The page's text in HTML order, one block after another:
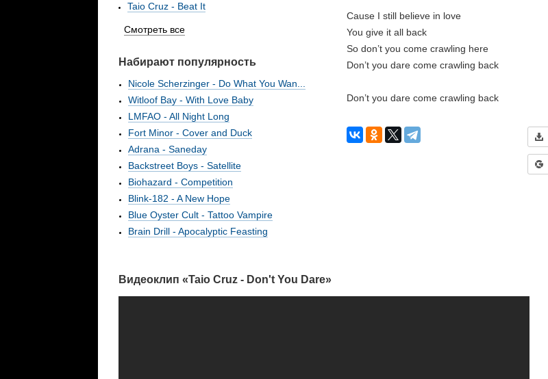
Cause I still believe in love
You give it all back
So don’t you come crawling here
Don’t you dare come crawling back
Don’t you dare come crawling back
Taio Cruz - Beat It
Смотреть все
Набирают популярность
Nicole Scherzinger - Do What You Wan...
Witloof Bay - With Love Baby
LMFAO - All Night Long
Fort Minor - Cover and Duck
Adrana - Saneday
Backstreet Boys - Satellite
Biohazard - Competition
Blink-182 - A New Hope
Blue Oyster Cult - Tattoo Vampire
Brain Drill - Apocalyptic Feasting
Видеоклип «Taio Cruz - Don't You Dare»